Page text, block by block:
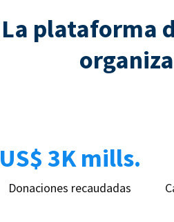
La plataforma
US$ 3K mills.
Donaciones recaudadas